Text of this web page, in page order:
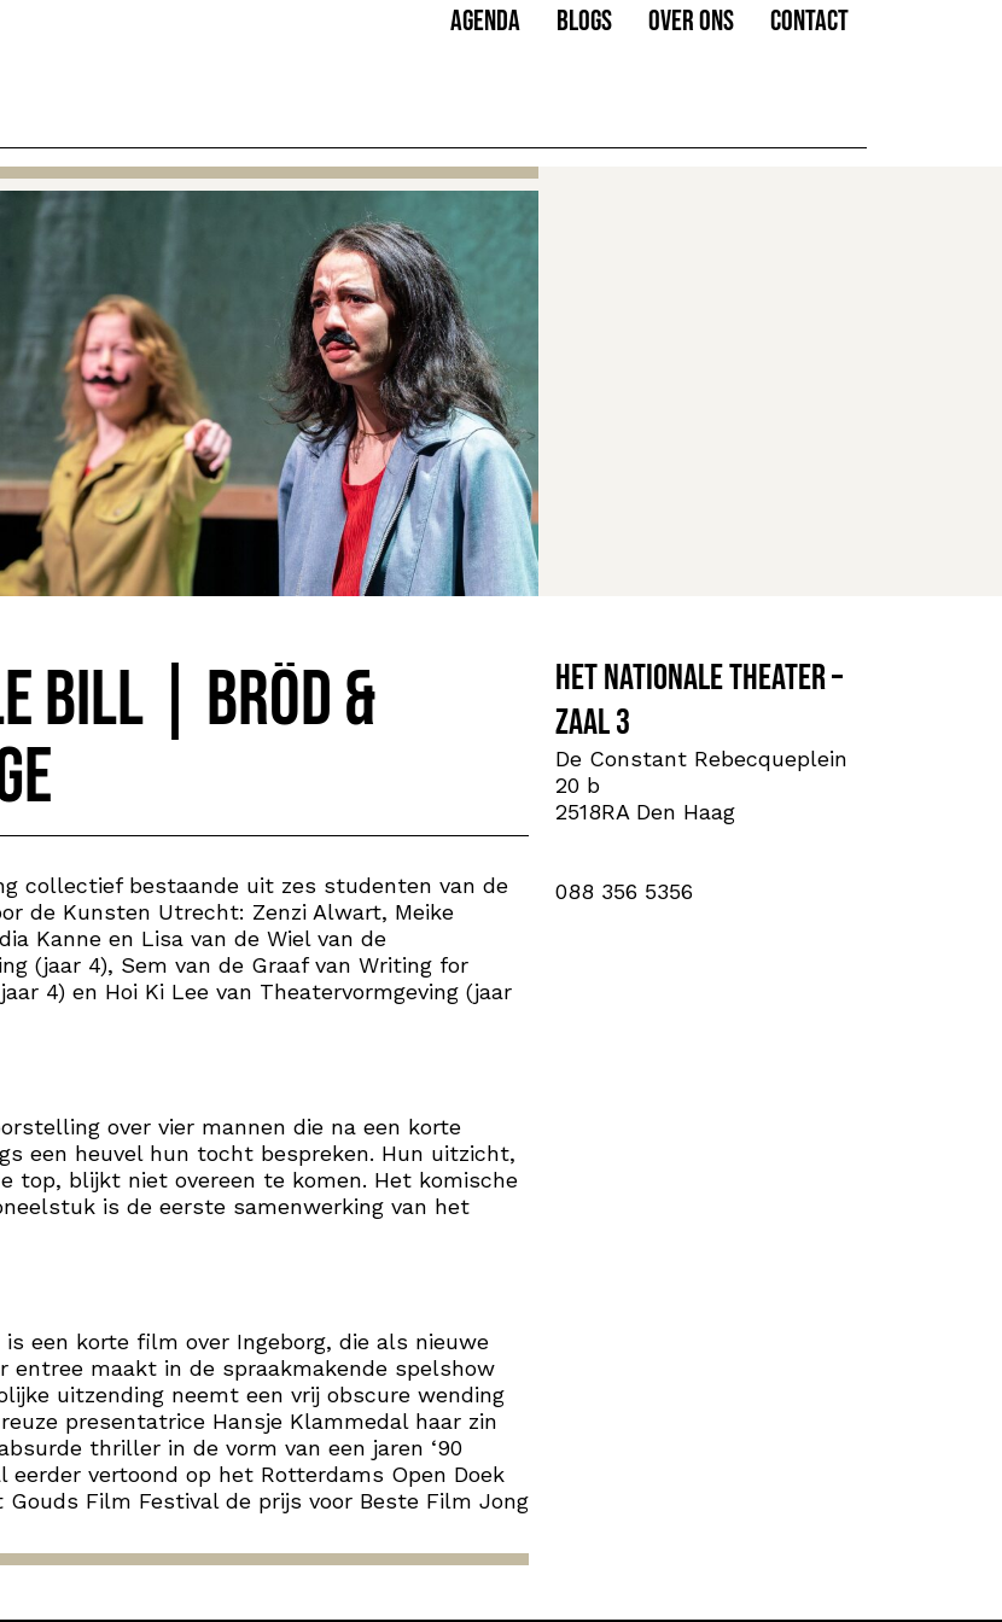
AGENDA BLOGS OVER ONS CONTACT
Bill | bröd &
collectief bestaande uit zes studenten van de
de Kunsten Utrecht: Zenzi Alwart, Meike
Kanne en Lisa van de Wiel van de
(jaar 4), Sem van de Graaf van Writing for
4) en Hoi Ki Lee van Theatervormgeving (jaar
over vier mannen die na een korte
een heuvel hun tocht bespreken. Hun uitzicht,
top, blijkt niet overeen te komen. Het komische
is de eerste samenwerking van het
is een korte film over Ingeborg, die als nieuwe
entree maakt in de spraakmakende spelshow
uitzending neemt een vrij obscure wending
presentatrice Hansje Klammedal haar zin
thriller in de vorm van een jaren ‘90
eerder vertoond op het Rotterdams Open Doek
Gouds Film Festival de prijs voor Beste Film Jong
Het Nationale Theater –
Zaal 3
De Constant Rebecqueplein
20 b
2518RA Den Haag
088 356 5356